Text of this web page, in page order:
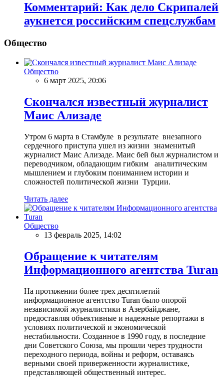
Комментарий: Как дело Скрипалей
аукнется российским спецслужбам
Общество
Общество
6 март 2025, 20:06
Скончался известный журналист
Маис Ализаде
Утром 6 марта в Стамбуле в результате внезапного
сердечного приступа ушел из жизни знаменитый
журналист Маис Ализаде. Маис бей был журналистом и
переводчиком, обладающим гибким аналитическим
мышлением и глубоким пониманием истории и
сложностей политической жизни Турции.
Читать далее
Общество
13 февраль 2025, 14:02
Обращение к читателям
Информационного агентства Turan
На протяжении более трех десятилетий
информационное агентство Turan было опорой
независимой журналистики в Азербайджане,
предоставляя объективные и надежные репортажи в
условиях политической и экономической
нестабильности. Созданное в 1990 году, в последние
дни Советского Союза, мы прошли через трудности
переходного периода, войны и реформ, оставаясь
верными своей приверженности журналистике,
представляющей общественный интерес.